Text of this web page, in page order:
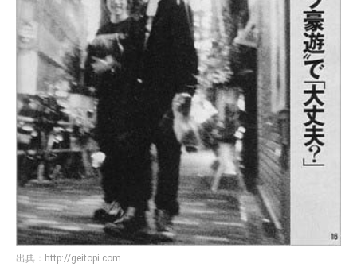
出典： http://geitopi.com